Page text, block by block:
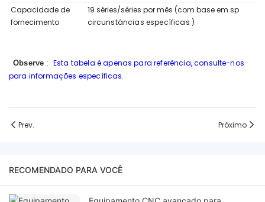
Capacidade de
fornecimento
19 séries/séries por mês (com base em sp
circunstâncias específicas )
Observe : Esta tabela é apenas para referência, consulte-nos
para informações específicas.
Prev. Próximo
RECOMENDADO PARA VOCÊ